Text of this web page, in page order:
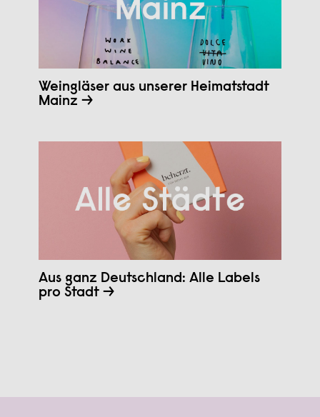
Weingläser aus unserer Heimatstadt
Mainz →
Aus ganz Deutschland: Alle Labels
pro Stadt →